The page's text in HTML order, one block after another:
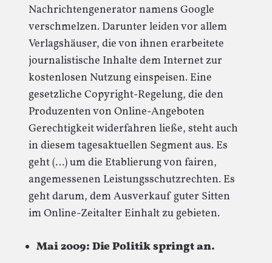
Nachrichtengenerator namens Google
verschmelzen. Darunter leiden vor allem
Verlagshäuser, die von ihnen erarbeitete
journalistische Inhalte dem Internet zur
kostenlosen Nutzung einspeisen. Eine
gesetzliche Copyright-Regelung, die den
Produzenten von Online-Angeboten
Gerechtigkeit widerfahren ließe, steht auch
in diesem tagesaktuellen Segment aus. Es
geht (…) um die Etablierung von fairen,
angemessenen Leistungsschutzrechten. Es
geht darum, dem Ausverkauf guter Sitten
im Online-Zeitalter Einhalt zu gebieten.
Mai 2009: Die Politik springt an.